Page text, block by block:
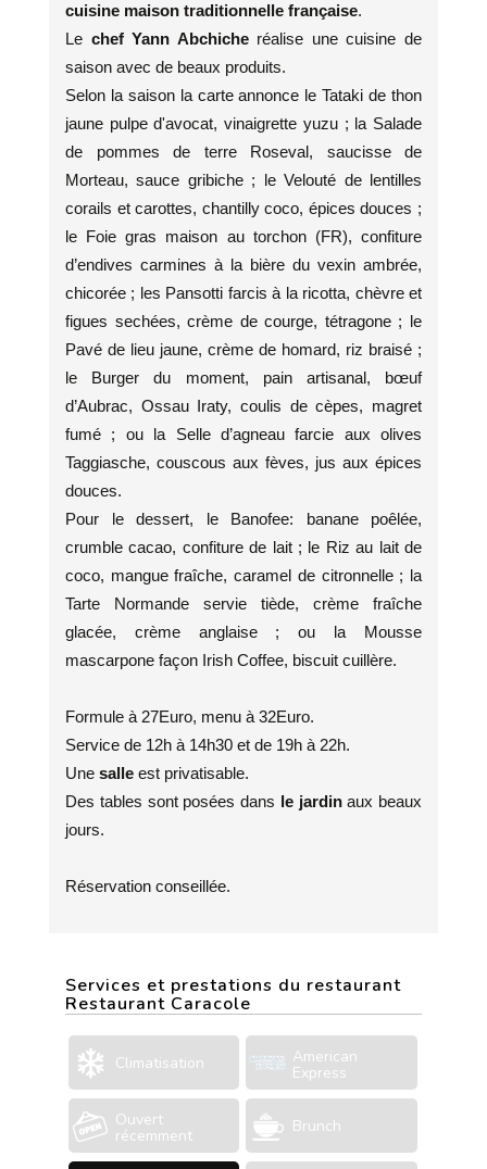
cuisine maison traditionnelle française.
Le chef Yann Abchiche réalise une cuisine de
saison avec de beaux produits.
Selon la saison la carte annonce le Tataki de thon
jaune pulpe d'avocat, vinaigrette yuzu ; la Salade
de pommes de terre Roseval, saucisse de
Morteau, sauce gribiche ; le Velouté de lentilles
corails et carottes, chantilly coco, épices douces ;
le Foie gras maison au torchon (FR), confiture
d’endives carmines à la bière du vexin ambrée,
chicorée ; les Pansotti farcis à la ricotta, chèvre et
figues sechées, crème de courge, tétragone ; le
Pavé de lieu jaune, crème de homard, riz braisé ;
le Burger du moment, pain artisanal, bœuf
d’Aubrac, Ossau Iraty, coulis de cèpes, magret
fumé ; ou la Selle d’agneau farcie aux olives
Taggiasche, couscous aux fèves, jus aux épices
douces.
Pour le dessert, le Banofee: banane poêlée,
crumble cacao, confiture de lait ; le Riz au lait de
coco, mangue fraîche, caramel de citronnelle ; la
Tarte Normande servie tiède, crème fraîche
glacée, crème anglaise ; ou la Mousse
mascarpone façon Irish Coffee, biscuit cuillère.
Formule à 27Euro, menu à 32Euro.
Service de 12h à 14h30 et de 19h à 22h.
Une salle est privatisable.
Des tables sont posées dans le jardinaux beaux
jours.
Réservation conseillée.
Services et prestations du restaurant
Restaurant Caracole
Climatisation American
Express
Ouvert
récemment Brunch